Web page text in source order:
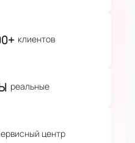
клиентов
реальные
центр